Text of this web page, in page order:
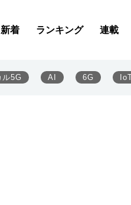
新着 ランキング 連載
ル5G AI 6G